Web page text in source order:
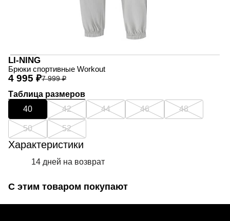
LI-NING
Брюки спортивные Workout
7 999 ₽
4 995 ₽
Таблица размеров
40
42 44 46 48
50 52
Характеристики
14 дней на возврат
С этим товаром покупают